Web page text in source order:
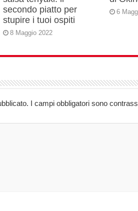
secondo piatto per
stupire i tuoi ospiti
8 Maggio 2022
6
I campi obbligatori sono